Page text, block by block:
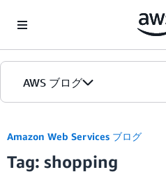
AWS ブログ
カテゴリ
Amazon Web Services ブログ
Tag: shopping